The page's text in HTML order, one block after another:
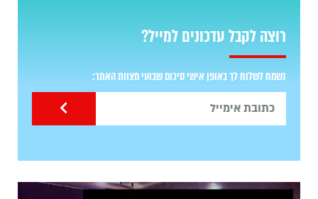
רוצה לקבל עדכונים למייל?
נשמח לשלוח לך באופן אישי סיכום שבועי מצוות האתר: